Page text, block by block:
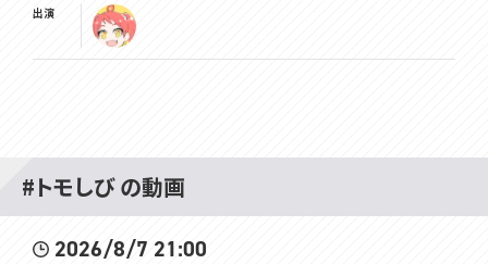
出演
#トモしび の動画
2026/8/7 21:00